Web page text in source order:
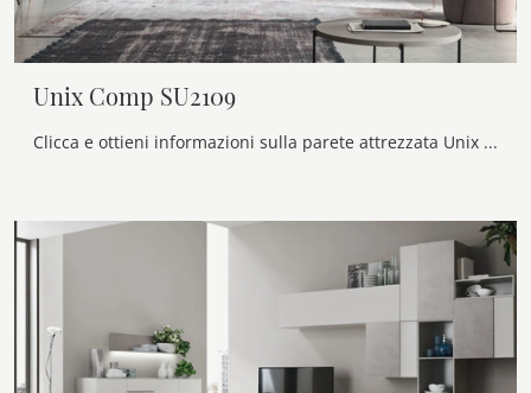
Unix Comp SU2109
Clicca e ottieni informazioni sulla parete attrezzata Unix Comp SU2109 della firma Maronese: è la soluzione dalle linee moderne perfetta per te.